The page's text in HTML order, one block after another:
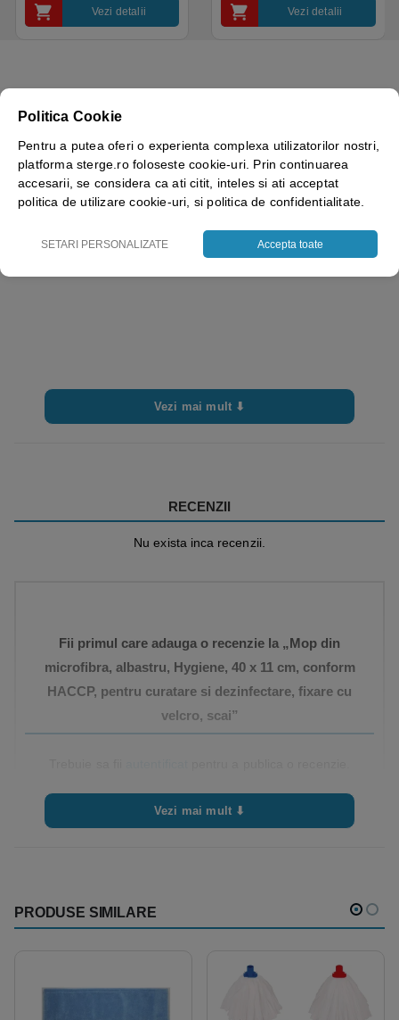
Vezi detalii Vezi detalii
Brand IPC by Tennant
Vezi mai mult ⬇
RECENZII
Nu exista inca recenzii.
Fii primul care adauga o recenzie la „Mop din
microfibra, albastru, Hygiene, 40 x 11 cm, conform
HACCP, pentru curatare si dezinfectare, fixare cu
velcro, scai”
Vezi mai mult ⬇
PRODUSE SIMILARE
Politica Cookie
Pentru a putea oferi o experienta complexa utilizatorilor nostri,
platforma sterge.ro foloseste cookie-uri. Prin continuarea
accesarii, se considera ca ati citit, inteles si ati acceptat
politica de utilizare cookie-uri, si politica de confidentialitate.
SETARI PERSONALIZATE Accepta toate